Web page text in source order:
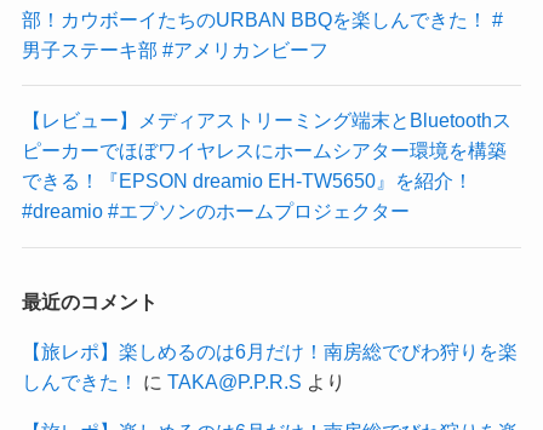
部！カウボーイたちのURBAN BBQを楽しんできた！ #
男子ステーキ部 #アメリカンビーフ
【レビュー】メディアストリーミング端末とBluetoothス
ピーカーでほぼワイヤレスにホームシアター環境を構築
できる！『EPSON dreamio EH-TW5650』を紹介！
#dreamio #エプソンのホームプロジェクター
最近のコメント
【旅レポ】楽しめるのは6月だけ！南房総でびわ狩りを楽
しんできた！
に TAKA@P.P.R.S より